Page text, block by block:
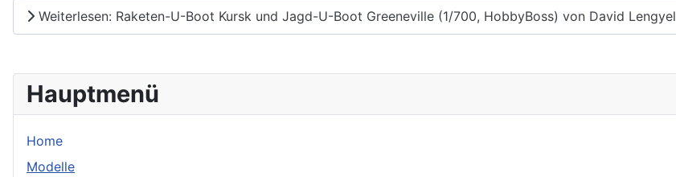
Hauptmenü
Home
Modelle
Weiterlesen: Raketen-U-Boot Kursk und Jagd-U-Boot Greeneville (1/700, HobbyBoss) von David Lengyel